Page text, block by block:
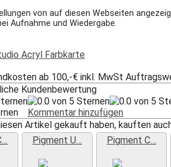
von auf diesen Webseiten
Aufnahme und Wiedergabe.
ab 100,-€ inkl. MwSt
Kundenbewertung
Kommentar hinzufügen
Artikel gekauft haben, kauften
Pigment U… Pigment C…